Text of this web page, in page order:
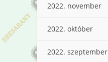
2022. november
2022. október
2022. szeptember